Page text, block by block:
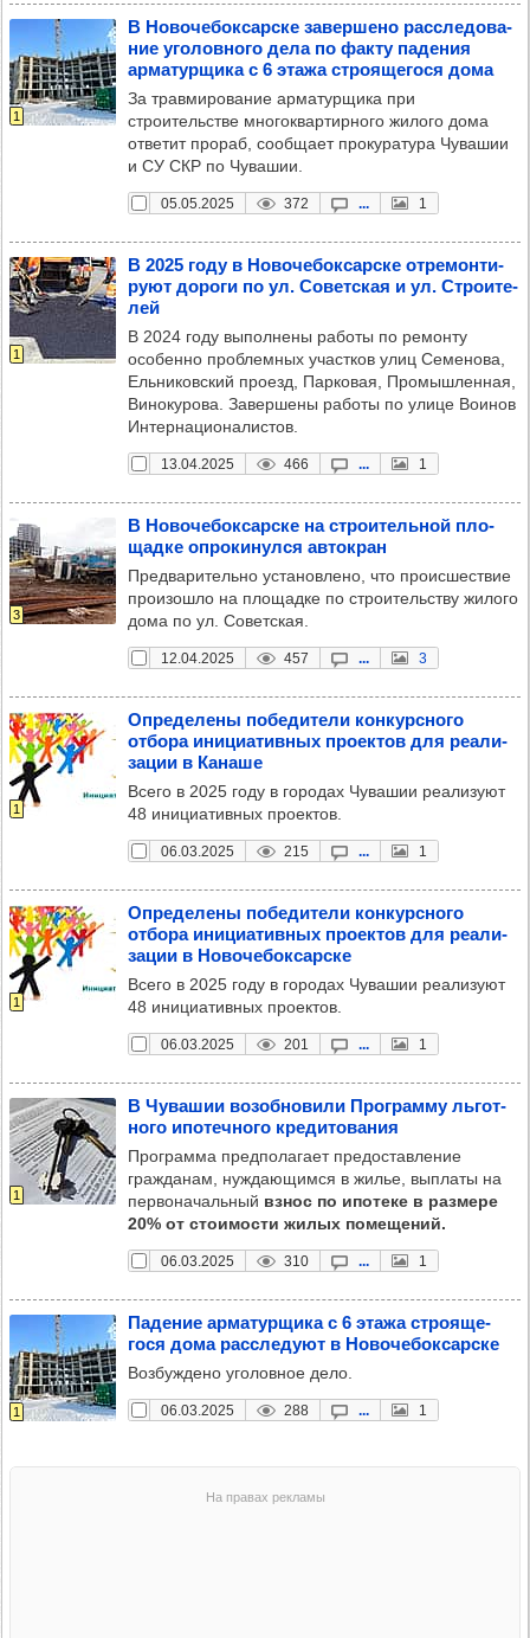
1
В Ново­че­бок­сар­ске завер­шено рас­сле­до­ва­
ние уго­лов­ного дела по факту паде­ния
арма­тур­щика с 6 этажа стро­яще­гося дома
За травмирование арматурщика при
строительстве многоквартирного жилого дома
ответит прораб, сообщает прокуратура Чувашии
и СУ СКР по Чувашии.
05.05.2025 372 ... 1
1
В 2025 году в Ново­че­бок­сар­ске отре­мон­ти­
руют дороги по ул. Совет­ская и ул. Стро­ите­
лей
В 2024 году выполнены работы по ремонту
особенно проблемных участков улиц Семенова,
Ельниковский проезд, Парковая, Промышленная,
Винокурова. Завершены работы по улице Воинов
Интернационалистов.
13.04.2025 466 ... 1
3
В Ново­че­бок­сар­ске на стро­итель­ной пло­
щадке опро­ки­нулся авток­ран
Предварительно установлено, что происшествие
произошло на площадке по строительству жилого
дома по ул. Советская.
12.04.2025 457 ... 3
1
Опре­де­лены побе­ди­тели кон­кур­сного
отбора ини­ци­атив­ных про­ек­тов для реали­
за­ции в Канаше
Всего в 2025 году в городах Чувашии реализуют
48 инициативных проектов.
06.03.2025 215 ... 1
1
Опре­де­лены побе­ди­тели кон­кур­сного
отбора ини­ци­атив­ных про­ек­тов для реали­
за­ции в Ново­че­бок­сар­ске
Всего в 2025 году в городах Чувашии реализуют
48 инициативных проектов.
06.03.2025 201 ... 1
1
В Чува­шии возоб­но­вили Прог­рамму льгот­
ного ипо­теч­ного кре­ди­то­ва­ния
Программа предполагает предоставление
гражданам, нуждающимся в жилье, выплаты на
первоначальный взнос по ипотеке в размере
20% от стоимости жилых помещений.
06.03.2025 310 ... 1
1
Паде­ние арма­тур­щика с 6 этажа стро­яще­
гося дома рас­сле­дуют в Ново­че­бок­сар­ске
Возбуждено уголовное дело.
06.03.2025 288 ... 1